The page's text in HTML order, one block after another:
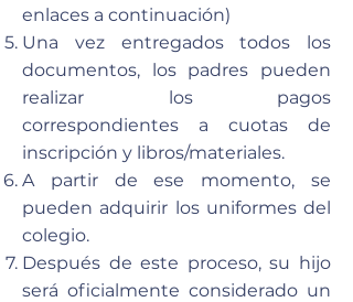
enlaces a continuación)
Una vez entregados todos los
documentos, los padres pueden
realizar los pagos
correspondientes a cuotas de
inscripción y libros/materiales.
A partir de ese momento, se
pueden adquirir los uniformes del
colegio.
Después de este proceso, su hijo
será oficialmente considerado un